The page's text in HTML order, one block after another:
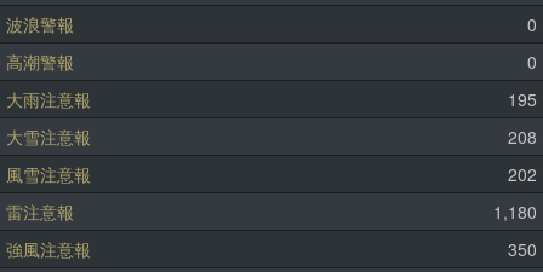
波浪警報
0
高潮警報
0
大雨注意報
195
大雪注意報
208
風雪注意報
202
雷注意報
1,180
強風注意報
350